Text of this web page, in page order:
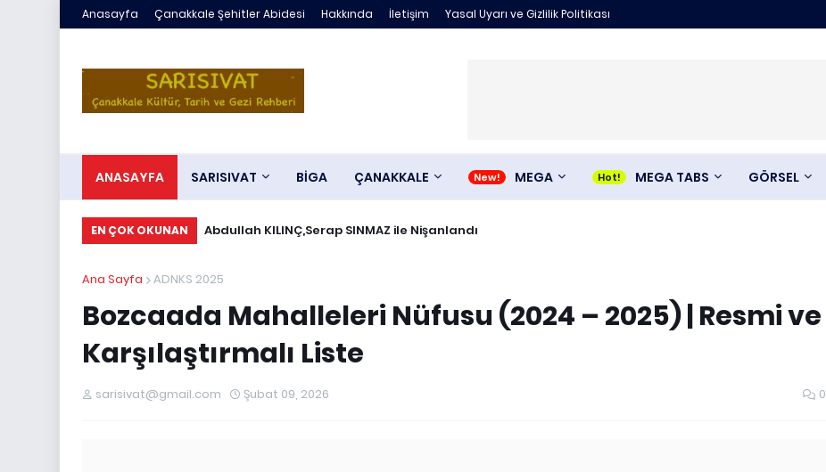
Anasayfa Çanakkale Şehitler Abidesi Hakkında İletişim Yasal Uyarı ve Gizlilik Politikası
ANASAYFA SARISIVAT BİGA ÇANAKKALE MEGA MEGA TABS GÖRSEL
EN ÇOK OKUNAN Abdullah KILINÇ,Serap SINMAZ ile Nişanlandı
Ana Sayfa ADNKS 2025
Bozcaada Mahalleleri Nüfusu (2024 – 2025) | Resmi ve
Karşılaştırmalı Liste
sarisivat@gmail.com Şubat 09, 2026 0